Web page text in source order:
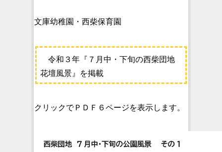
文庫幼稚園・西柴保育園
令和３年『７月中・下旬の西柴団地
花壇風景』を掲載
クリックでＰＤＦ６ページを表示します。